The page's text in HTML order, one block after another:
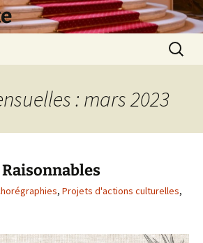
: mars 2023
, Projets d'actions culturelles,